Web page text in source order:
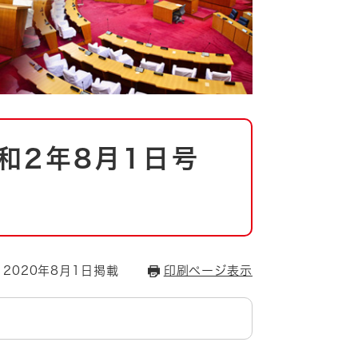
2年8月1日号
2020年8月1日掲載 印刷ページ表示